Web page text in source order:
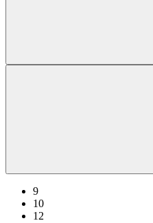
9
10
12